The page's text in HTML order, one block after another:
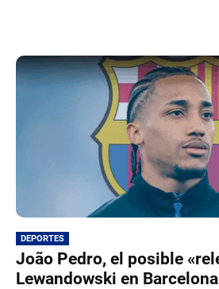
DEPORTES
João Pedro, el posible
Lewandowski en Barcelona